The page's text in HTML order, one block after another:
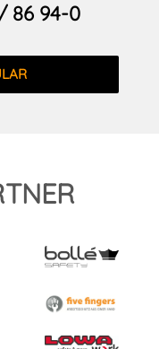
86 94-0